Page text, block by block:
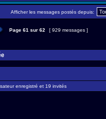
Afficher les messages postés depuis:
Page 61 sur 62 [ 929 messages ]
enregistré et 19 invités